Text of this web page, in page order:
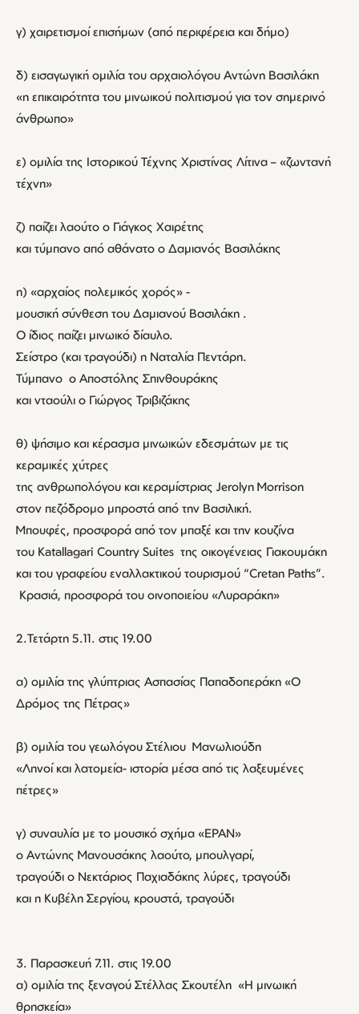
γ) χαιρετισμοί επισήμων (από περιφέρεια και δήμο)
δ) εισαγωγική ομιλία του αρχαιολόγου Αντώνη Βασιλάκη
«η επικαιρότητα του μινωικού πολιτισμού για τον σημερινό
άνθρωπο»
ε) ομιλία της Ιστορικού Τέχνης Χριστίνας Λίτινα – «ζωντανή
τέχνη»
ζ) παίζει λαούτο ο Γιάγκος Χαιρέτης
και τύμπανο από αθάνατο ο Δαμιανός Βασιλάκης
η) «αρχαίος πολεμικός χορός» -
μουσική σύνθεση του Δαμιανού Βασιλάκη .
Ο ίδιος παίζει μινωικό δίαυλο.
Σείστρο (και τραγούδι) η Ναταλία Πεντάρη.
Τύμπανο ο Αποστόλης Σπινθουράκης
και νταούλι ο Γιώργος Τριβιζάκης
θ) ψήσιμο και κέρασμα μινωικών εδεσμάτων με τις
κεραμικές χύτρες
της ανθρωπολόγου και κεραμίστριας Jerolyn Morrison
στον πεζόδρομο μπροστά από την Βασιλική.
Μπουφές, προσφορά από τον μπαξέ και την κουζίνα
του Katallagari Country Suites της οικογένειας Γιακουμάκη
και του γραφείου εναλλακτικού τουρισμού “Cretan Paths”.
Κρασιά, προσφορά του οινοποιείου «Λυραράκη»
2.Τετάρτη 5.11. στις 19.00
α) ομιλία της γλύπτριας Ασπασίας Παπαδοπεράκη «Ο
Δρόμος της Πέτρας»
β) ομιλία του γεωλόγου Στέλιου Μανωλιούδη
«Ληνοί και λατομεία- ιστορία μέσα από τις λαξευμένες
πέτρες»
γ) συναυλία με το μουσικό σχήμα «ΕΡΑΝ»
ο Αντώνης Μανουσάκης λαούτο, μπουλγαρί,
τραγούδι ο Νεκτάριος Παχιαδάκης λύρες, τραγούδι
και η Κυβέλη Σεργίου, κρουστά, τραγούδι
3. Παρασκευή 7.11. στις 19.00
α) ομιλία της ξεναγού Στέλλας Σκουτέλη «Η μινωική
θρησκεία»